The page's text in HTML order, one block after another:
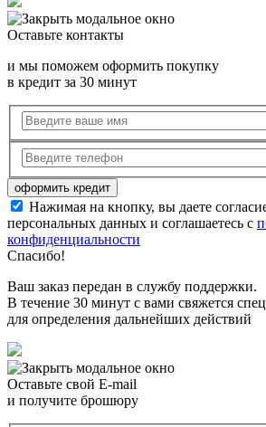
Оставьте контакты
и мы поможем оформить покупку
в кредит за 30 минут
Нажимая на кнопку, вы даете
персональных данных и соглашаетесь с
конфиденциальности
Спасибо!
Ваш заказ передан в службу поддержки.
В течение 30 минут с вами свяжется
для определения дальнейших действий
Оставьте свой E-mail
и получите брошюру